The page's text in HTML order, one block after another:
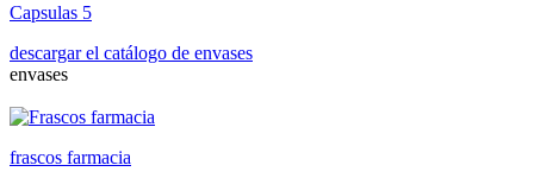
Capsulas 5
descargar el catálogo de envases
envases
frascos farmacia